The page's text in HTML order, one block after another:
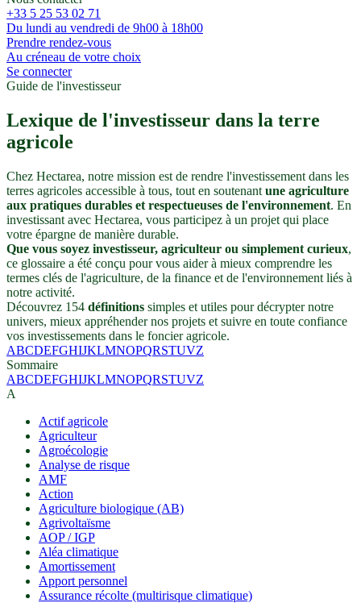
+33 5 25 53 02 71
Du lundi au vendredi de 9h00 à 18h00
Prendre rendez-vous
Au créneau de votre choix
Se connecter
Guide de l'investisseur
Lexique de l'investisseur dans la terre
agricole
Chez Hectarea, notre mission est de rendre l'investissement dans les
terres agricoles accessible à tous, tout en soutenant une agriculture
aux pratiques durables et respectueuses de l'environnement. En
investissant avec Hectarea, vous participez à un projet qui place
votre épargne de manière durable.
Que vous soyez investisseur, agriculteur ou simplement curieux,
ce glossaire a été conçu pour vous aider à mieux comprendre les
termes clés de l'agriculture, de la finance et de l'environnement liés à
notre activité.
Découvrez 154 définitions simples et utiles pour décrypter notre
univers, mieux appréhender nos projets et suivre en toute confiance
vos investissements dans le foncier agricole.
ABCDEFGHIJKLMNOPQRSTUVZ
Sommaire
ABCDEFGHIJKLMNOPQRSTUVZ
A
Actif agricole
Agriculteur
Agroécologie
Analyse de risque
AMF
Action
Agriculture biologique (AB)
Agrivoltaïsme
AOP / IGP
Aléa climatique
Amortissement
Apport personnel
Assurance récolte (multirisque climatique)